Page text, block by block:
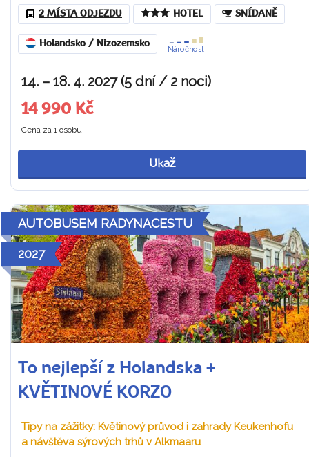
2 MÍSTA ODJEZDU HOTEL SNÍDANĚ
Holandsko / Nizozemsko
Náročnost
14. – 18. 4. 2027 (5 dní / 2 noci)
14 990 Kč
Cena za 1 osobu
Ukaž
AUTOBUSEM RADYNACESTU
2027
To nejlepší z Holandska +
KVĚTINOVÉ KORZO
Tipy na zážitky: Květinový průvod i zahrady Keukenhofu
a návštěva sýrových trhů v Alkmaaru